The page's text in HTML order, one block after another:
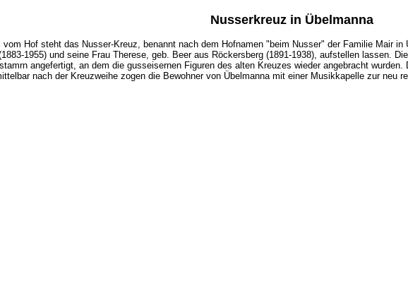
Nusserkreuz in Übelmanna
Hof steht das Nusser-Kreuz, benannt nach dem Hofnamen "beim Nusser" der Familie Mair
1955) und seine Frau Therese, geb. Beer aus Röckersberg (1891-1938), aufstellen lassen.
angefertigt, an dem die gusseisernen Figuren des alten Kreuzes wieder angebracht
nach der Kreuzweihe zogen die Bewohner von Übelmanna mit einer Musikkapelle zur neu